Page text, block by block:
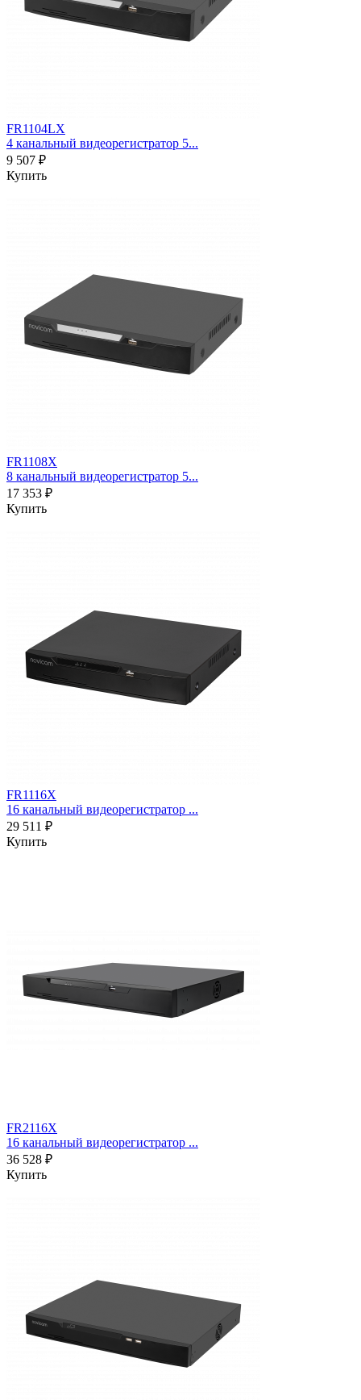
FR1104LX
4 канальный видеорегистратор 5...
9 507 ₽
Купить
FR1108X
8 канальный видеорегистратор 5...
17 353 ₽
Купить
FR1116X
16 канальный видеорегистратор ...
29 511 ₽
Купить
FR2116X
16 канальный видеорегистратор ...
36 528 ₽
Купить